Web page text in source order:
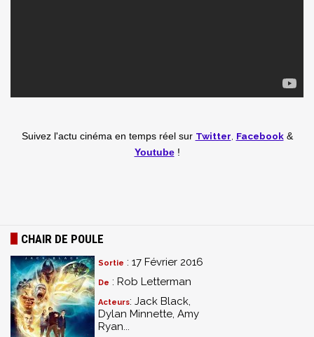
Suivez l'actu cinéma en temps réel sur Twitter Facebook&
Youtube!
CHAIR DE POULE
Sortie : 17 Février 2016
De : Rob Letterman
Acteurs: Jack Black,
Dylan Minnette, Amy
Ryan...